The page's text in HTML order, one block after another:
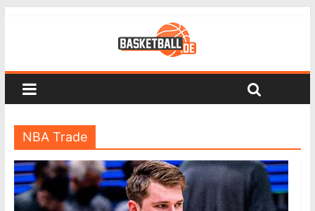
NBA Trade